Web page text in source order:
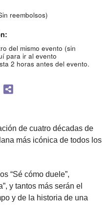
reembolsos)
del mismo evento (sin
para ir al evento
2 horas antes del evento.
de cuatro décadas de
más icónica de todos los
“Sé cómo duele”,
y tantos más serán el
y de la historia de una